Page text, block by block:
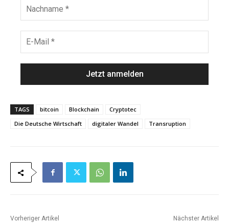
m
c
h
a
M
a
l
TAGS bitcoin Blockchain
Cryptotec
Die Deutsche Wirtschaft
digitaler Wandel Transruption
Vorheriger Artikel Nächster Artikel